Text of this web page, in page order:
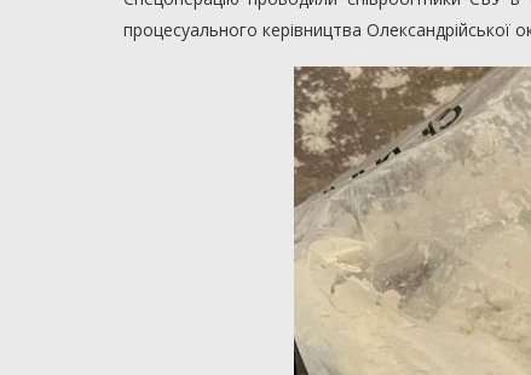
процесуального керівництва Олександрійської